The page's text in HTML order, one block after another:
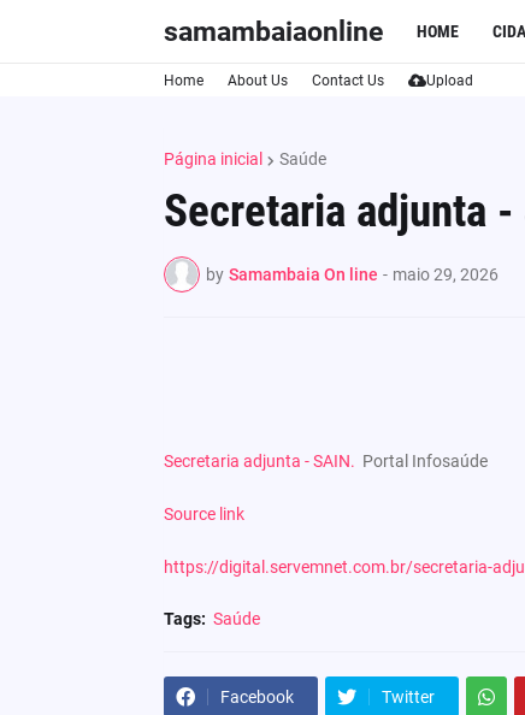
samambaiaonline HOME
Home About Us Contact Us Upload
Página inicial Saúde
Secretaria adjunta
by Samambaia On line - maio 29, 2026
Secretaria adjunta - SAIN. Portal Infosaúde
Source link
https://digital.servemnet.com.br/secretaria-
Tags: Saúde
Facebook Twitter